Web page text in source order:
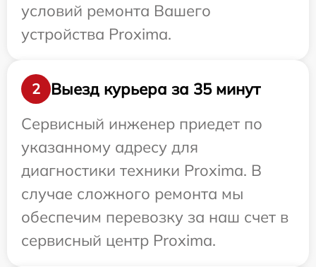
условий ремонта Вашего
устройства Proxima.
2
Выезд курьера за 35 минут
Сервисный инженер приедет по
указанному адресу для
диагностики техники Proxima. В
случае сложного ремонта мы
обеспечим перевозку за наш счет в
сервисный центр Proxima.